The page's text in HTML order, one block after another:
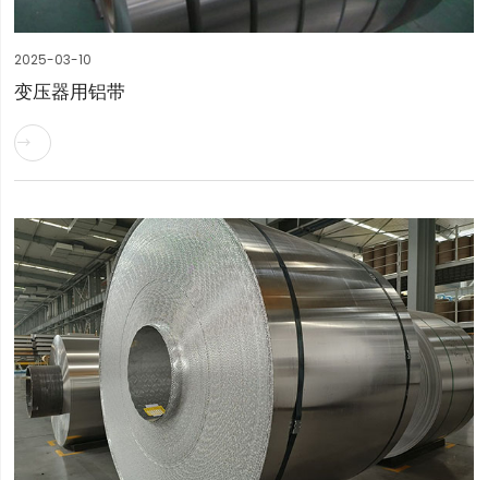
2025-03-10
变压器用铝带
